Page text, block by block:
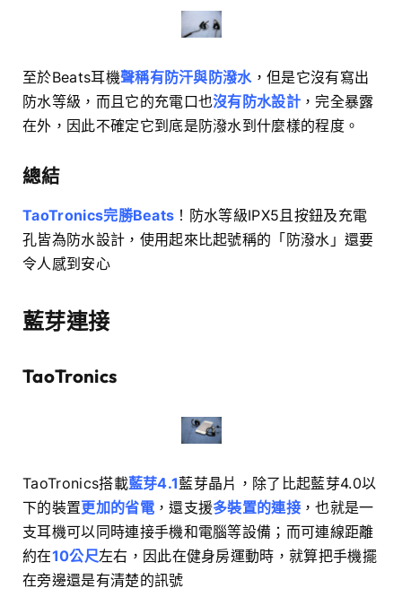
至於Beats耳機聲稱有防汗與防潑水，但是它沒有寫出
防水等級，而且它的充電口也沒有防水設計 ，完全暴露
在外，因此不確定它到底是防潑水到什麼樣的程度。
總結
TaoTronics完勝Beats ！防水等級IPX5且按鈕及充電
孔皆為防水設計，使用起來比起號稱的「防潑水」還要
令人感到安心
藍芽連接
TaoTronics
TaoTronics搭載藍芽4.1藍芽晶片，除了比起藍芽4.0以
下的裝置更加的省電，還支援多裝置的連接 ，也就是一
支耳機可以同時連接手機和電腦等設備；而可連線距離
約在10公尺左右，因此在健身房運動時，就算把手機擺
在旁邊還是有清楚的訊號